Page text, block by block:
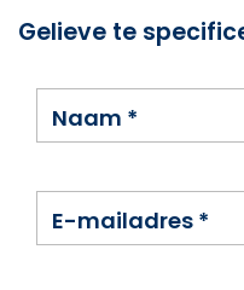
Gelieve te
Naam *
E-mailadres *